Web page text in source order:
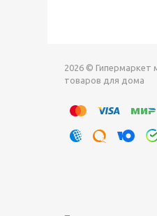
2026 © Гипермаркет
товаров для дома